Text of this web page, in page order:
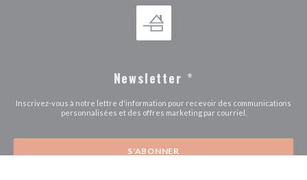
Newsletter *
Inscrivez-vous à notre lettre d'information pour recevoir des communications
personnalisées et des offres marketing par courriel.
S'ABONNER